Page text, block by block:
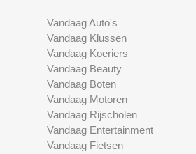
Vandaag Auto's
Vandaag Klussen
Vandaag Koeriers
Vandaag Beauty
Vandaag Boten
Vandaag Motoren
Vandaag Rijscholen
Vandaag Entertainment
Vandaag Fietsen